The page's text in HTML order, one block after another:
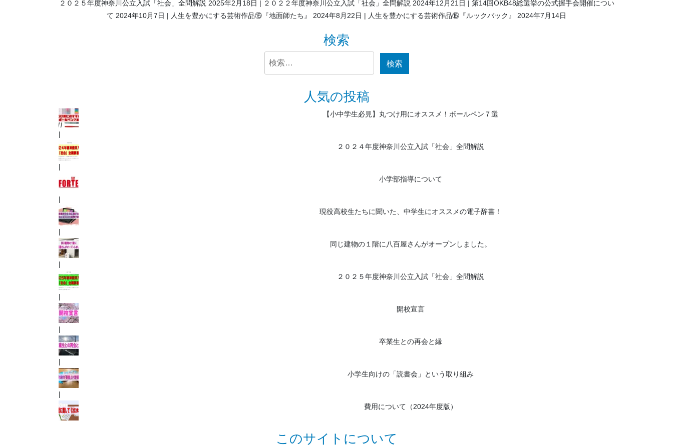
２０２５年度神奈川公立入試「社会」全問解説 2025年2月18日 ２０２２年度神奈川公立入試「社会」全問解説 2024年12月21日
第14回OKB48総選挙の公式握手会開催につい
て 2024年10月7日 人生を豊かにする芸術作品⑯『地面師たち』 2024年8月22日 人生を豊かにする芸術作品⑮『ルックバック』 2024年7月14日
検索
人気の投稿
【小中学生必見】丸つけ用にオススメ！ボールペン７選
２０２４年度神奈川公立入試「社会」全問解説
小学部指導について
現役高校生たちに聞いた、中学生にオススメの電子辞書！
同じ建物の１階に八百屋さんがオープンしました。
２０２５年度神奈川公立入試「社会」全問解説
開校宣言
卒業生との再会と縁
小学生向けの「読書会」という取り組み
費用について（2024年度版）
このサイトについて